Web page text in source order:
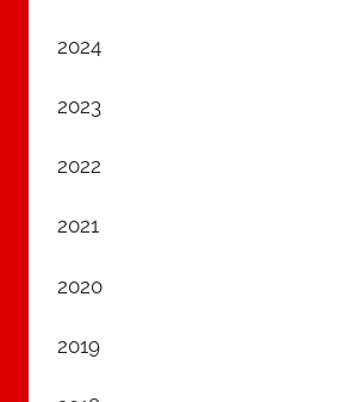
2024
2023
2022
2021
2020
2019